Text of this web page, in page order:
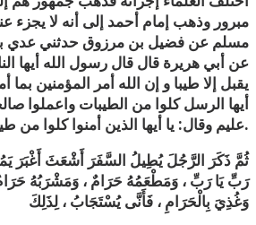
مبرور وذهب إمام أحمد إلى أنه لا يجزء
مسلم عن فضيل بن مرزوق حدثني عدي
عن أبي هريرة قال قال رسول الله أيها
يقبل إلا طيبا و إن الله أمر المؤمنين بما
أيها الرسل كلوا من الطيبات واعملوا
عليم وقال: يا أيها الذين أمنوا كلوا من طيبات ما رزقناكم.
ثُمَّ ذَكَرَ الرَّجُلَ يُطِيلُ السَّفَرَ أَشْعَثَ أَغْبَرَ
رَبِّ يَا رَبِّ ، وَمَطْعَمُهُ حَرَامٌ ، وَمَشْرَبُهُ
وَغُذِيَ بِالْحَرَامِ ، فَأَنَّى يُسْتَجَابُ ، لِذَلِكَ